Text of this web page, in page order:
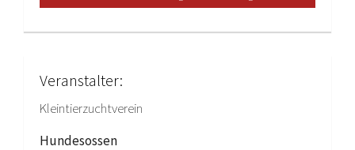
Veranstalter:
Kleintierzuchtverein
Hundesossen